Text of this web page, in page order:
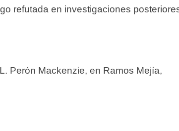
refutada en investigaciones
Perón Mackenzie, en Ramos Mejía,